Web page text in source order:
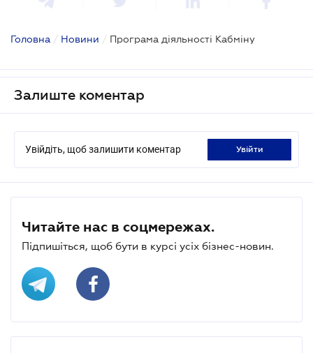
Головна / Новини / Програма діяльності Кабміну
Залиште коментар
Увійдіть, щоб залишити коментар увійти
Читайте нас в соцмережах.
Підпишіться, щоб бути в курсі усіх бізнес-новин.